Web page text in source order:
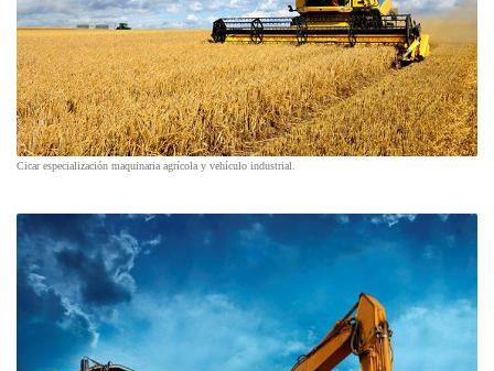
Cicar especialización maquinaria agrícola y vehículo industrial.